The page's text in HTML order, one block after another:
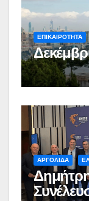
ΕΠΙΚΑΙΡΟΤΗΤΑ
ΑΡΓΟΛΙΔΑ